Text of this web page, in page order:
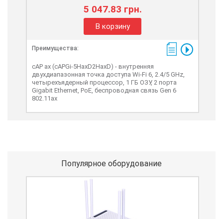
5 047.83 грн.
В корзину
Преимущества:
cAP ax (cAPGi-5HaxD2HaxD) - внутренняя
двухдиапазонная точка доступа Wi-Fi 6, 2.4/5 GHz,
четырехъядерный процессор, 1 ГБ ОЗУ, 2 порта
Gigabit Ethernet, PoE, беспроводная связь Gen 6
802.11ax
Популярное оборудование